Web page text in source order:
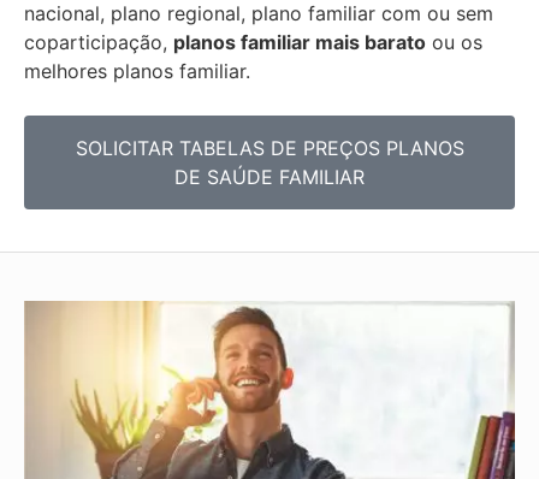
nacional, plano regional, plano familiar com ou sem
coparticipação, planos familiar mais barato ou os
melhores planos familiar.
SOLICITAR TABELAS DE PREÇOS PLANOS
DE SAÚDE FAMILIAR